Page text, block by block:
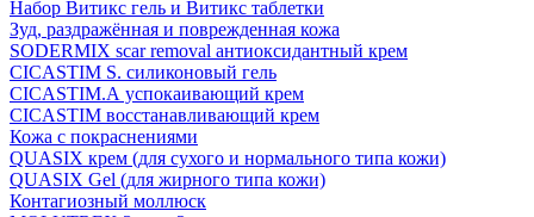
Набор Витикс гель и Витикс таблетки
Зуд, раздражённая и поврежденная кожа
SODERMIX scar removal антиоксидантный крем
CICASTIM S. силиконовый гель
CICASTIM.А успокаивающий крем
CICASTIM восстанавливающий крем
Кожа с покраснениями
QUASIX крем (для сухого и нормального типа кожи)
QUASIX Gel (для жирного типа кожи)
Контагиозный моллюск